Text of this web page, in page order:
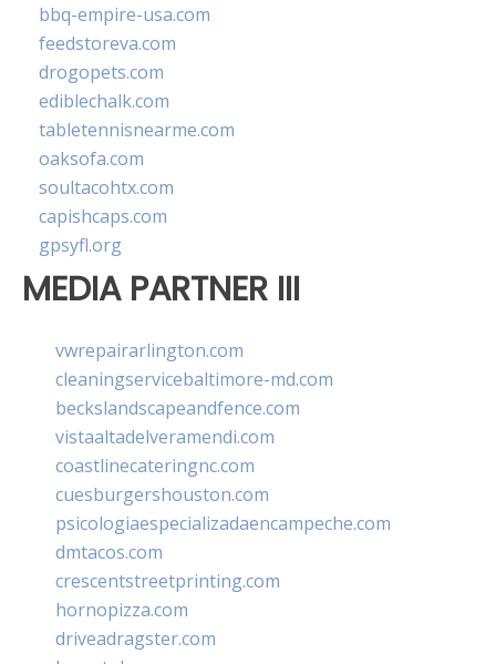
bbq-empire-usa.com
feedstoreva.com
drogopets.com
ediblechalk.com
tabletennisnearme.com
oaksofa.com
soultacohtx.com
capishcaps.com
gpsyfl.org
MEDIA PARTNER III
vwrepairarlington.com
cleaningservicebaltimore-md.com
beckslandscapeandfence.com
vistaaltadelveramendi.com
coastlinecateringnc.com
cuesburgershouston.com
psicologiaespecializadaencampeche.com
dmtacos.com
crescentstreetprinting.com
hornopizza.com
driveadragster.com